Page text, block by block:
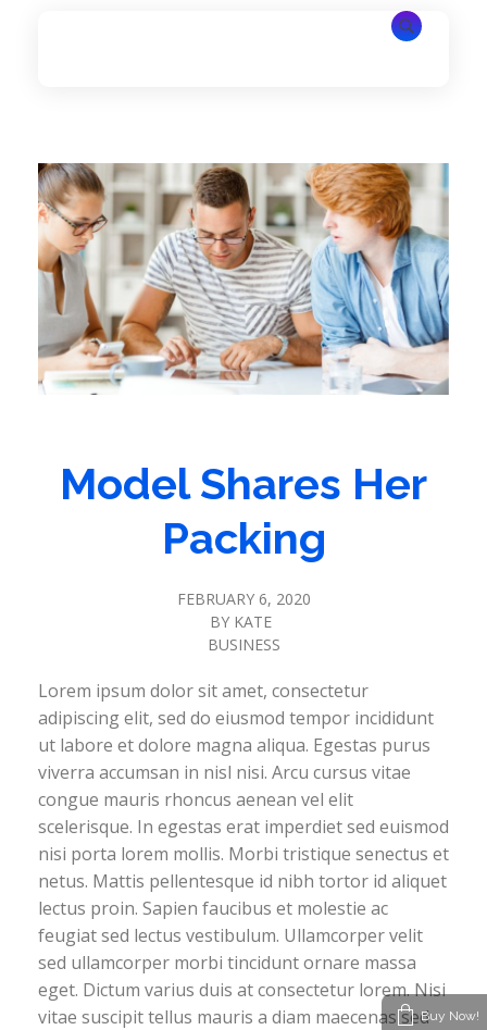
Model Shares Her
Packing
FEBRUARY 6, 2020
BY KATE
BUSINESS
Lorem ipsum dolor sit amet, consectetur
adipiscing elit, sed do eiusmod tempor incididunt
ut labore et dolore magna aliqua. Egestas purus
viverra accumsan in nisl nisi. Arcu cursus vitae
congue mauris rhoncus aenean vel elit
scelerisque. In egestas erat imperdiet sed euismod
nisi porta lorem mollis. Morbi tristique senectus et
netus. Mattis pellentesque id nibh tortor id aliquet
lectus proin. Sapien faucibus et molestie ac
feugiat sed lectus vestibulum. Ullamcorper velit
sed ullamcorper morbi tincidunt ornare massa
eget. Dictum varius duis at consectetur lorem. Nisi
vitae suscipit tellus mauris a diam maecenas sedBuy Now!